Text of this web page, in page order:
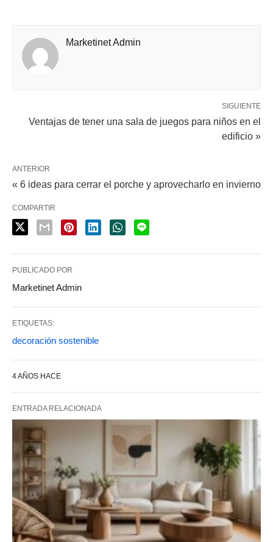
Marketinet Admin
SIGUIENTE
Ventajas de tener una sala de juegos para niños en el
edificio »
ANTERIOR
« 6 ideas para cerrar el porche y aprovecharlo en invierno
COMPARTIR
PUBLICADO POR
Marketinet Admin
ETIQUETAS:
decoración sostenible
4 AÑOS HACE
ENTRADA RELACIONADA